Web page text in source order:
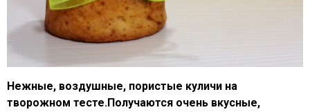
Нежные, воздушные, пористые куличи на
творожном тесте.Получаются очень вкусные,